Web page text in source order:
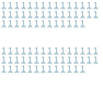
1 1 1 1 1 1 1 1 1 1 1 1 1 1 1
1 1 1 1 1 1 1 1 1 1 1 1 1 1 1
1 1 1 1 1 1 1 1 1 1 1 1 1
1 1 1 1 1 1 1 1 1 1 1 1 1 1 1
1 1 1 1 1 1 1 1 1 1 1 1 1 1 1
1 1 1 1 1 1 1 1 1 1 1 1 1